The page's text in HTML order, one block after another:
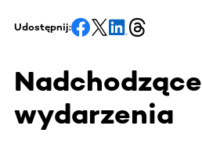
Udostępnij:
Nadchodzące
wydarzenia